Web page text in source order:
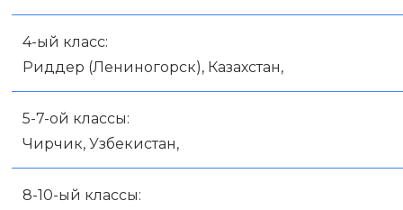
4-ый класс:
Риддер (Лениногорск), Казахстан,
5-7-ой классы:
Чирчик, Узбекистан,
8-10-ый классы: